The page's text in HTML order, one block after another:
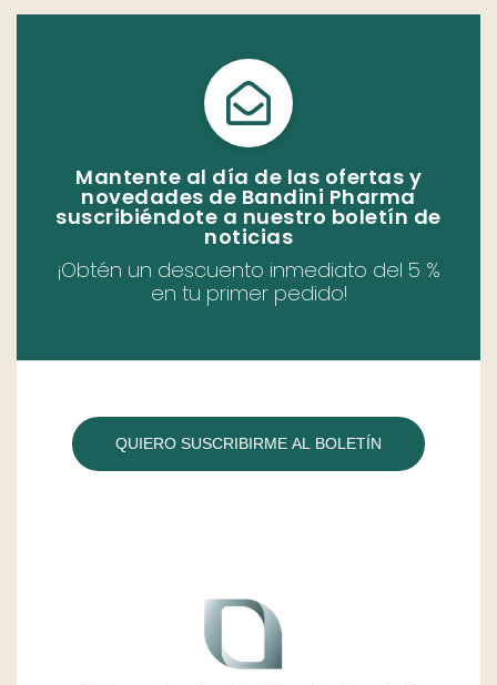
Mantente al día de las ofertas y
novedades de Bandini Pharma
suscribiéndote a nuestro boletín de
noticias
¡Obtén un descuento inmediato del 5 %
en tu primer pedido!
QUIERO SUSCRIBIRME AL BOLETÍN